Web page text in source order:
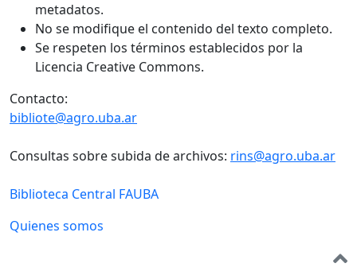
metadatos.
No se modifique el contenido del texto completo.
Se respeten los términos establecidos por la
Licencia Creative Commons.
Contacto:
bibliote@agro.uba.ar
Consultas sobre subida de archivos: rins@agro.uba.ar
Biblioteca Central FAUBA
Quienes somos